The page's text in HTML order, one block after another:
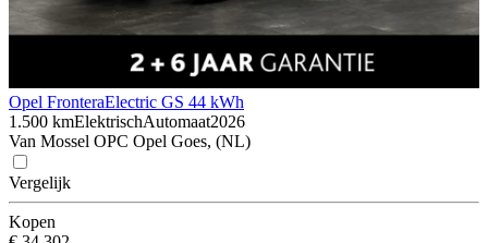
Opel FronteraElectric GS 44 kWh
1.500 kmElektrischAutomaat2026
Van Mossel OPC Opel Goes, (NL)
Vergelijk
Kopen